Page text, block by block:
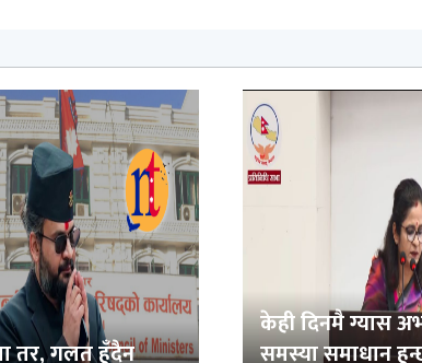
तर, गलत हुँदैन
केही दिनमै ग्यास
समस्या समाधान